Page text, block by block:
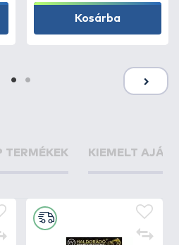
Kosárba
TERMÉKEK KIEMELT